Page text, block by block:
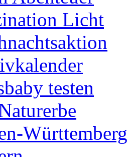
Licht
testen
Württemberg